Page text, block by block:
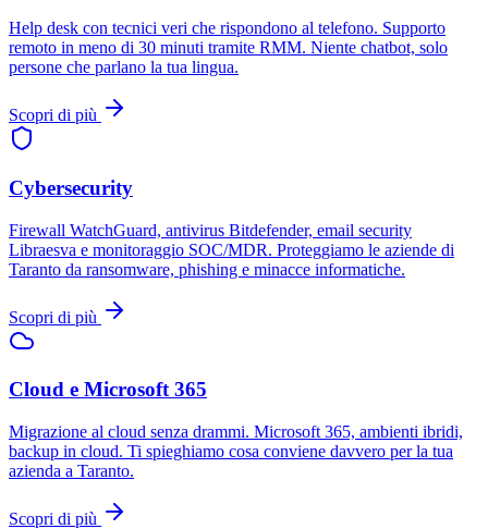
Help desk con tecnici veri che rispondono al telefono. Supporto
remoto in meno di 30 minuti tramite RMM. Niente chatbot, solo
persone che parlano la tua lingua.
Scopri di più
Cybersecurity
Firewall WatchGuard, antivirus Bitdefender, email security
Libraesva e monitoraggio SOC/MDR. Proteggiamo le aziende di
Taranto da ransomware, phishing e minacce informatiche.
Scopri di più
Cloud e Microsoft 365
Migrazione al cloud senza drammi. Microsoft 365, ambienti ibridi,
backup in cloud. Ti spieghiamo cosa conviene davvero per la tua
azienda a Taranto.
Scopri di più